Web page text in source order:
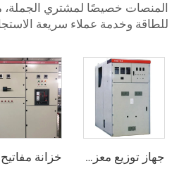
المنصات خصيصًا لمشتري الجملة،
للطاقة وخدمة عملاء سريعة
جهاز توزيع معزول بالمعدن وقابل للإزالة يعمل بالتيار المتردد موديل KYN61-40.5(Z)